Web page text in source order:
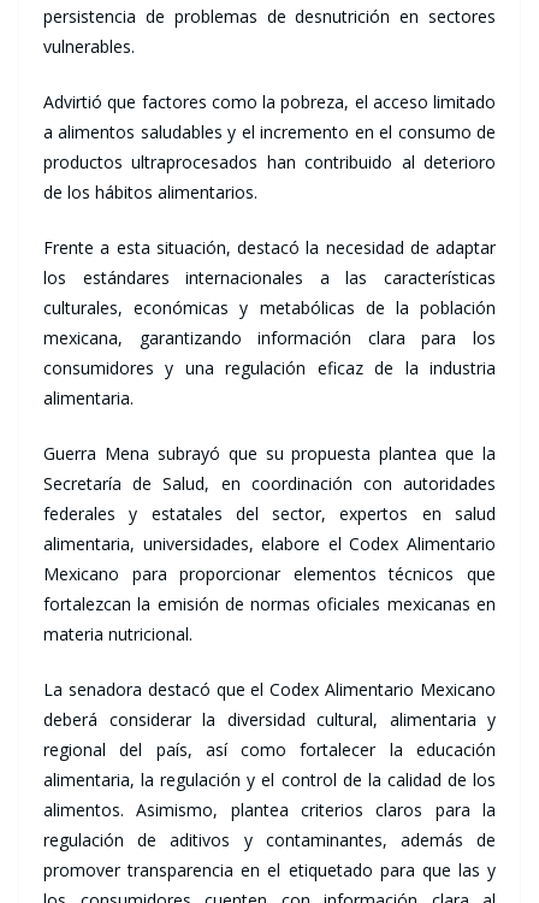
persistencia de problemas de desnutrición en sectores
vulnerables.
Advirtió que factores como la pobreza, el acceso limitado
a alimentos saludables y el incremento en el consumo de
productos ultraprocesados han contribuido al deterioro
de los hábitos alimentarios.
Frente a esta situación, destacó la necesidad de adaptar
los estándares internacionales a las características
culturales, económicas y metabólicas de la población
mexicana, garantizando información clara para los
consumidores y una regulación eficaz de la industria
alimentaria.
Guerra Mena subrayó que su propuesta plantea que la
Secretaría de Salud, en coordinación con autoridades
federales y estatales del sector, expertos en salud
alimentaria, universidades, elabore el Codex Alimentario
Mexicano para proporcionar elementos técnicos que
fortalezcan la emisión de normas oficiales mexicanas en
materia nutricional.
La senadora destacó que el Codex Alimentario Mexicano
deberá considerar la diversidad cultural, alimentaria y
regional del país, así como fortalecer la educación
alimentaria, la regulación y el control de la calidad de los
alimentos. Asimismo, plantea criterios claros para la
regulación de aditivos y contaminantes, además de
promover transparencia en el etiquetado para que las y